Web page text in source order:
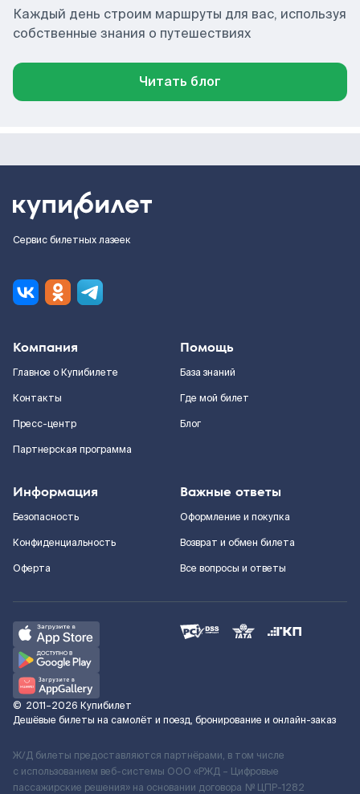
Каждый день строим маршруты для вас, используя
собственные знания о путешествиях
Читать блог
Сервис билетных лазеек
Компания
Главное о Купибилете
Контакты
Пресс-центр
Партнерская программа
Помощь
База знаний
Где мой билет
Блог
Информация
Безопасность
Конфиденциальность
Оферта
Важные ответы
Оформление и покупка
Возврат и обмен билета
Все вопросы и ответы
© 2011–2026 Купибилет
Дешёвые билеты на самолёт и поезд, бронирование и онлайн-заказ
Ж/Д билеты предоставляются партнёрами, в том числе
с использованием веб-системы ООО «РЖД – Цифровые
пассажирские решения» на основании договора № ЦПР-1282